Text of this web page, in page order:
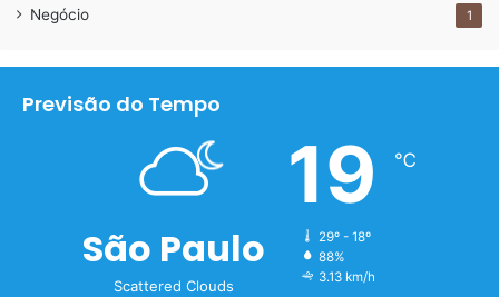
Negócio 1
Previsão do Tempo
São Paulo
Scattered Clouds
19 ℃
29º - 18º
88%
3.13 km/h